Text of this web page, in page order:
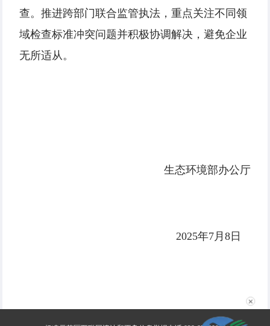
查。推进跨部门联合监管执法，重点关注不同领
域检查标准冲突问题并积极协调解决，避免企业
无所适从。
生态环境部办公厅
2025年7月8日
✕